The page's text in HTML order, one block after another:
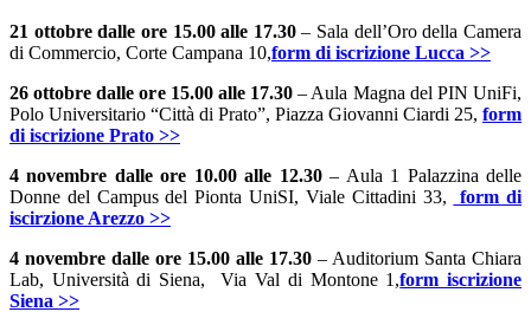
21 ottobre dalle ore 15.00 alle 17.30– Sala dell’Oro della Camera
di Commercio, Corte Campana 10,form di iscrizione Lucca >>
26 ottobre dalle ore 15.00 alle 17.30 – Aula Magna del PIN UniFi,
Polo Universitario “Città di Prato”, Piazza Giovanni Ciardi 25, form
di iscrizione Prato >>
4 novembre dalle ore 10.00 alle 12.30– Aula 1 Palazzina delle
Donne del Campus del Pionta UniSI, Viale Cittadini 33,
form di
iscirzione Arezzo >>
4 novembre dalle ore 15.00 alle 17.30 – Auditorium Santa Chiara
Lab, Università di Siena, Via Val di Montone 1,form iscrizione
Siena >>